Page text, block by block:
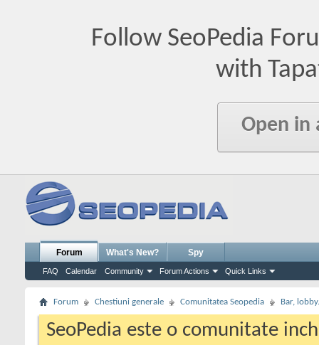
Follow SeoPedia
with
Open in
Forum
FAQ Calendar Community Forum Actions Quick Links
What's New? Spy
Forum Chestiuni generale Comunitatea Seopedia Bar,
SeoPedia este o comunitate